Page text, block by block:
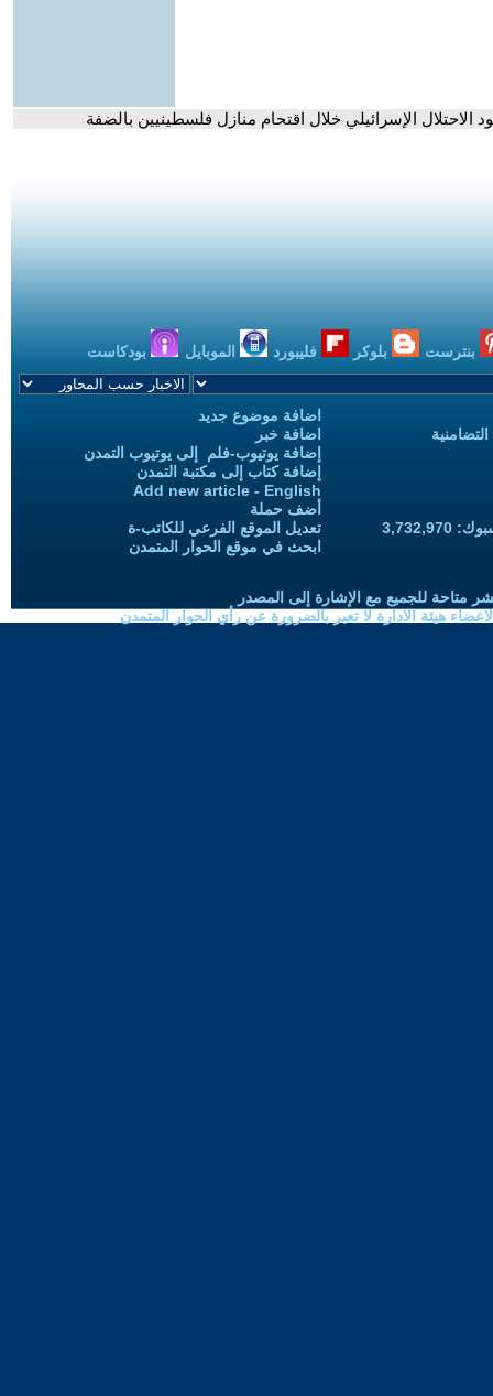
الإسرائيلي خلال اقتحام منازل فلسطينيين بالضفة
بنترست بلوكر فليبورد الموبايل بودكاست
اضافة موضوع جديد
اضافة خبر
إضافة يوتيوب-فلم إلى يوتيوب التمدن
إضافة كتاب إلى مكتبة التمدن
Add new article - English
أضف حملة
تعديل الموقع الفرعي للكاتب-ة
ابحث في موقع الحوار المتمدن
متاحة للجميع مع الإشارة إلى المصدر
هيئة الادارة لا تعبر بالضرورة عن رأي الحوار المتمدن